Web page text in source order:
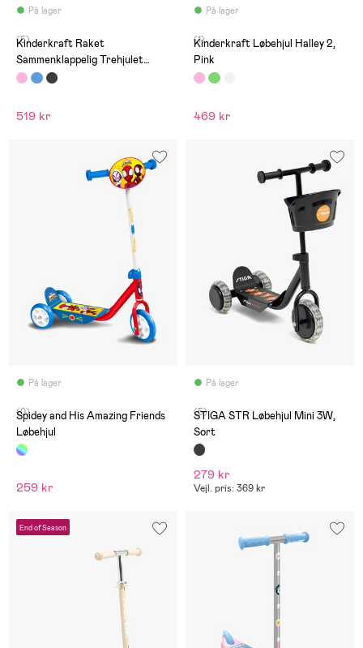
På lager
(5)
Kinderkraft Raket
Sammenklappelig Trehjulet
Løbehjul, Pink
519 kr
På lager
(1)
Kinderkraft Løbehjul Halley 2,
Pink
469 kr
På lager
(0)
Spidey and His Amazing Friends
Løbehjul
259 kr
På lager
(5)
STIGA STR Løbehjul Mini 3W,
Sort
279 kr
Vejl. pris: 369 kr
End of Season